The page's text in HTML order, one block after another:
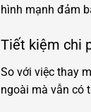
hình mạnh đảm
Tiết kiệm chi
So với việc thay
ngoài mà vẫn có